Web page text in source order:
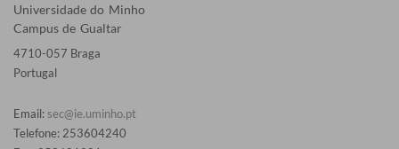
Universidade do Minho
Campus de Gualtar
4710-057 Braga
Portugal
Email: sec@ie.uminho.pt
Telefone: 253604240